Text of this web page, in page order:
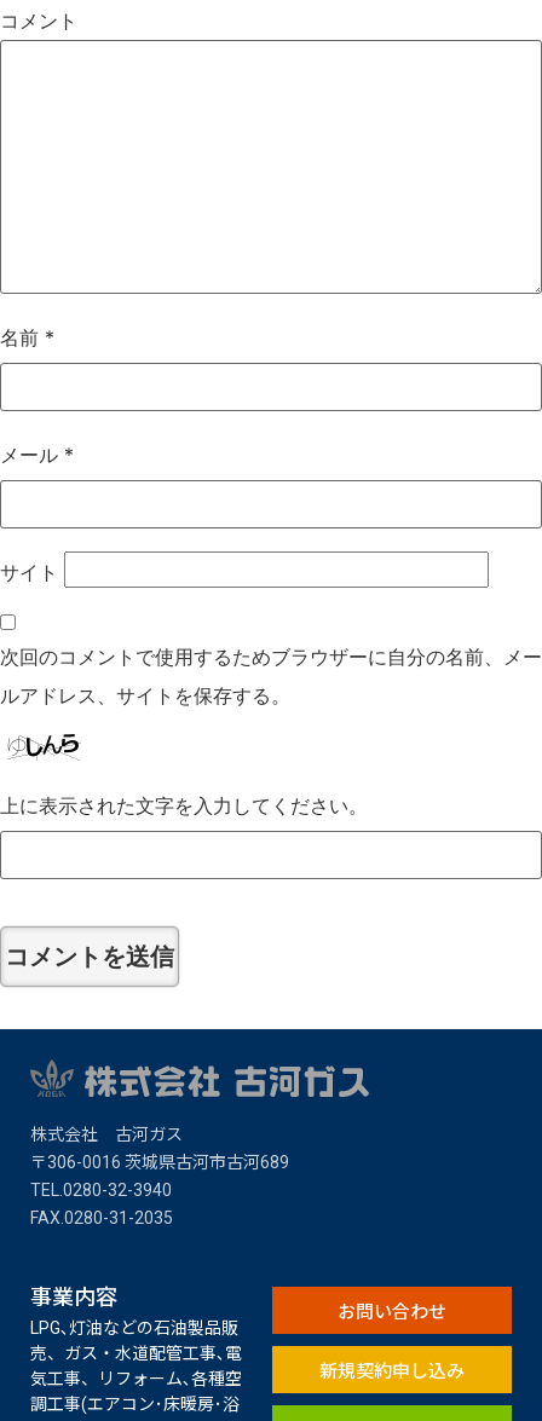
コメント
名前 *
メール *
サイト
次回のコメントで使用するためブラウザーに自分の名前、メー
ルアドレス、サイトを保存する。
上に表示された文字を入力してください。
株式会社 古河ガス
〒306-0016 茨城県古河市古河689
TEL.0280-32-3940
FAX.0280-31-2035​
事業内容
LPG､灯油などの石油製品販
売、ガス・水道配管工事､電
気工事、リフォーム､各種空
調工事(エアコン･床暖房･浴
お問い合わせ
新規契約申し込み